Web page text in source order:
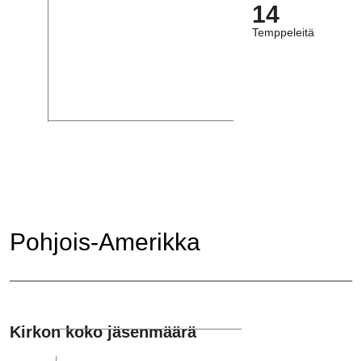
14
Temppeleitä
Pohjois-Amerikka
Kirkon koko jäsenmäärä